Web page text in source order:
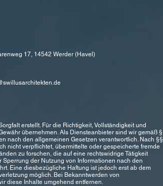
17, 14542 Werder (Havel)
erstellt. Für die Richtigkeit, Vollständigkeit und
übernehmen. Als Diensteanbieter sind wir gemäß §
nach den allgemeinen Gesetzen verantwortlich. Nach §§
nicht verpflichtet, übermittelte oder gespeicherte fremde
zu forschen, die auf eine rechtswidrige Tätigkeit
der Nutzung von Informationen nach den
Eine diesbezügliche Haftung ist jedoch erst ab dem
möglich. Bei Bekanntwerden von
diese Inhalte umgehend entfernen.